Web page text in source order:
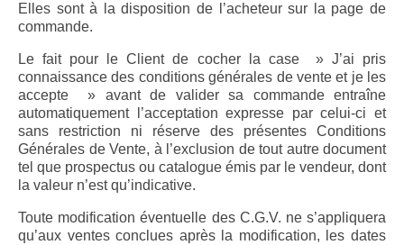
Elles sont à la disposition de l’acheteur sur la page de
commande.
Le fait pour le Client de cocher la case » J’ai pris
connaissance des conditions générales de vente et je les
accepte » avant de valider sa commande entraîne
automatiquement l’acceptation expresse par celui-ci et
sans restriction ni réserve des présentes Conditions
Générales de Vente, à l’exclusion de tout autre document
tel que prospectus ou catalogue émis par le vendeur, dont
la valeur n’est qu’indicative.
Toute modification éventuelle des C.G.V. ne s’appliquera
qu’aux ventes conclues après la modification, les dates